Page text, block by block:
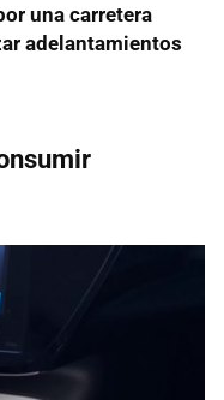
una carretera
adelantamientos